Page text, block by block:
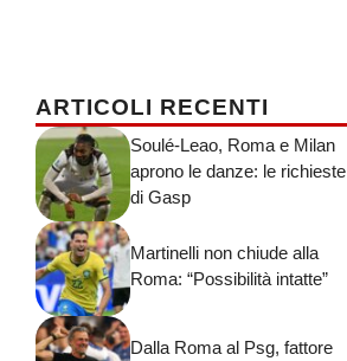
ARTICOLI RECENTI
Soulé-Leao, Roma e Milan
aprono le danze: le richieste
di Gasp
Martinelli non chiude alla
Roma: “Possibilità intatte”
Dalla Roma al Psg, fattore